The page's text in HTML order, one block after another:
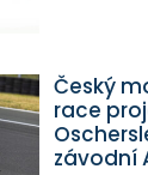
Český
race
závodní